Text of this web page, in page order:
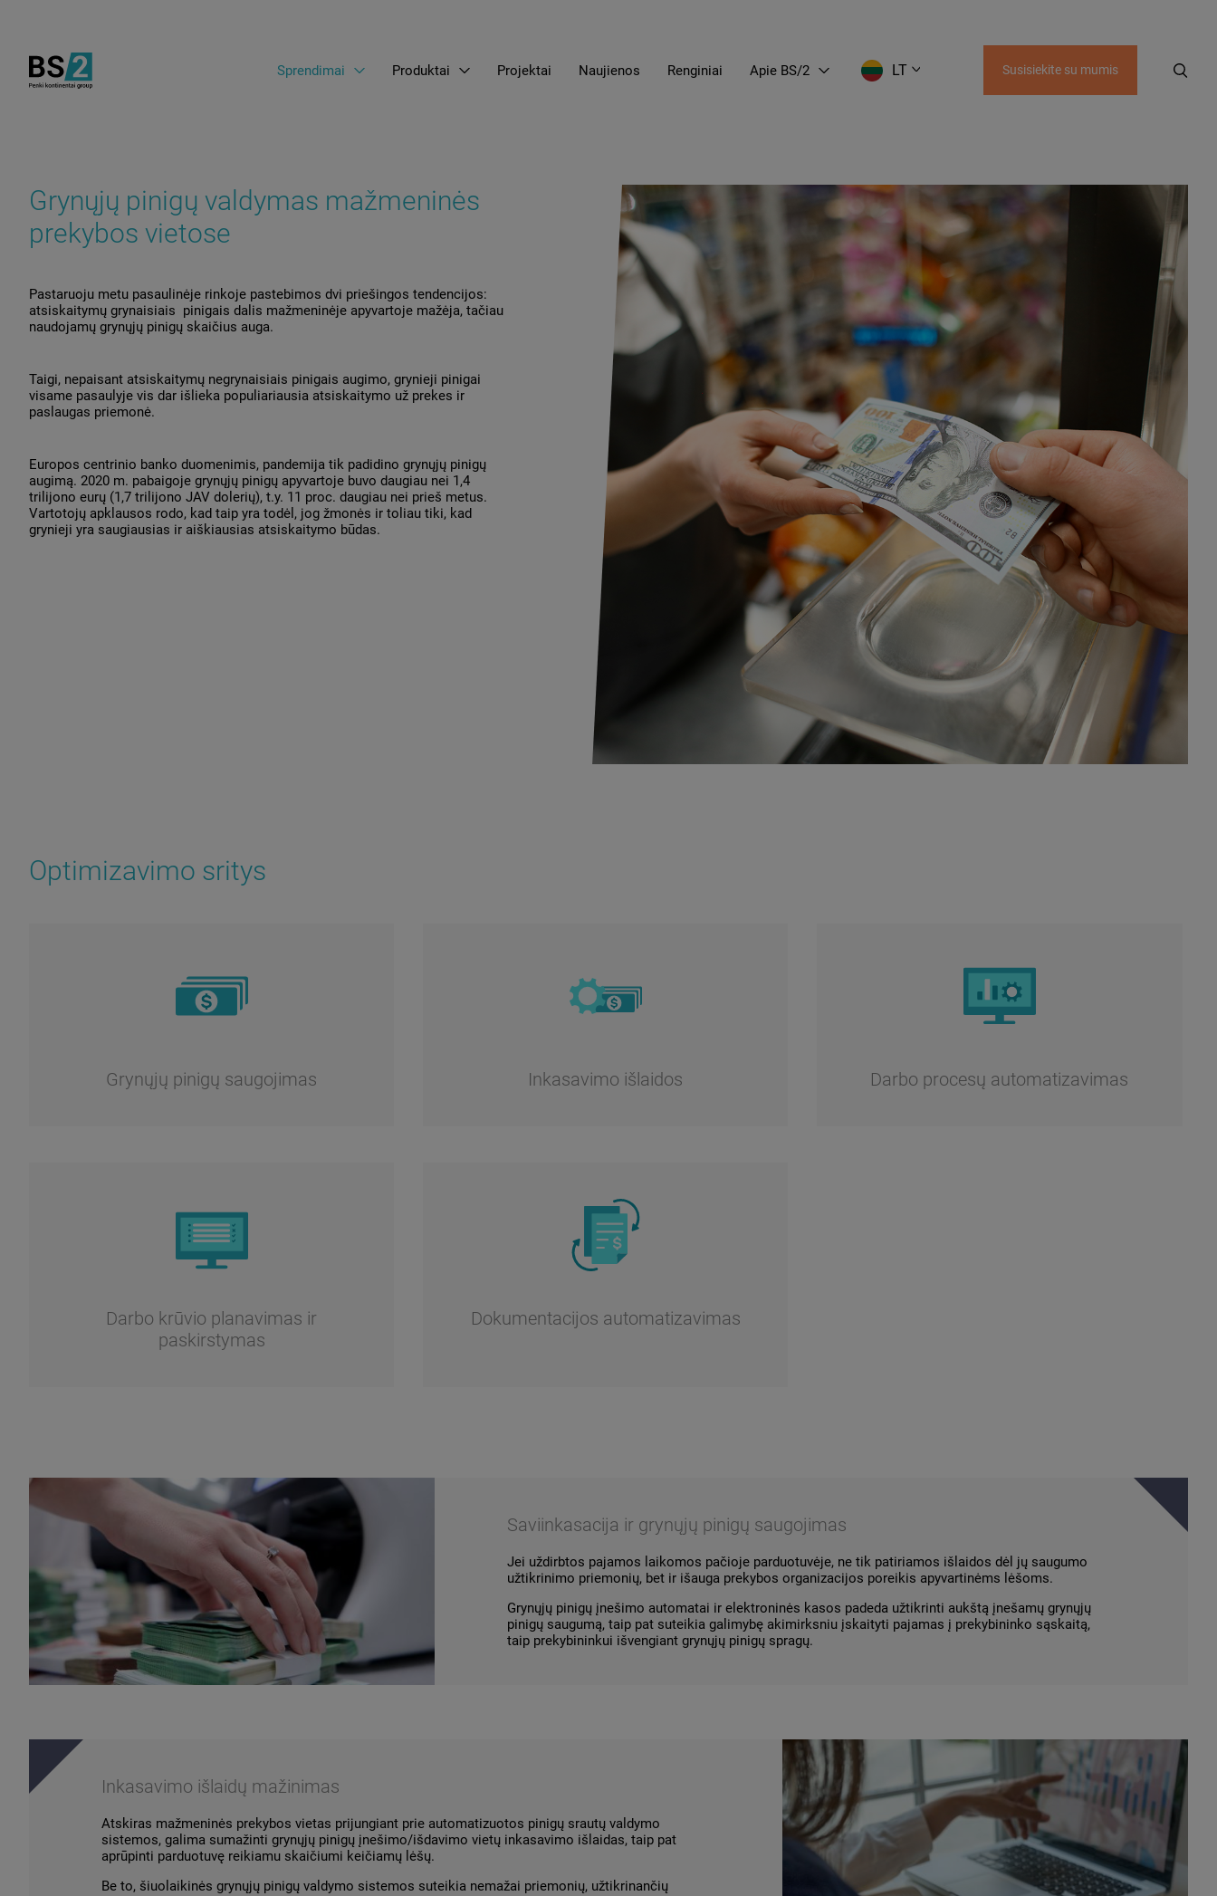
Sprendimai Produktai Projektai Naujienos Renginiai Apie BS/2 LT Susisiekite su mumis
Grynųjų pinigų valdymas mažmeninės
prekybos vietose
Pastaruoju metu pasaulinėje rinkoje pastebimos dvi priešingos tendencijos:
atsiskaitymų grynaisiais pinigais dalis mažmeninėje apyvartoje mažėja, tačiau
naudojamų grynųjų pinigų skaičius auga.
Taigi, nepaisant atsiskaitymų negrynaisiais pinigais augimo, grynieji pinigai
visame pasaulyje vis dar išlieka populiariausia atsiskaitymo už prekes ir
paslaugas priemonė.
Europos centrinio banko duomenimis, pandemija tik padidino grynųjų pinigų
augimą. 2020 m. pabaigoje grynųjų pinigų apyvartoje buvo daugiau nei 1,4
trilijono eurų (1,7 trilijono JAV dolerių), t.y. 11 proc. daugiau nei prieš metus.
Vartotojų apklausos rodo, kad taip yra todėl, jog žmonės ir toliau tiki, kad
grynieji yra saugiausias ir aiškiausias atsiskaitymo būdas.
Optimizavimo sritys
Grynųjų pinigų saugojimas Inkasavimo išlaidos Darbo procesų automatizavimas
Darbo krūvio planavimas ir
paskirstymas
Dokumentacijos automatizavimas
Saviinkasacija ir grynųjų pinigų saugojimas
Jei uždirbtos pajamos laikomos pačioje parduotuvėje, ne tik patiriamos išlaidos dėl jų saugumo
užtikrinimo priemonių, bet ir išauga prekybos organizacijos poreikis apyvartinėms lėšoms.
Grynųjų pinigų įnešimo automatai ir elektroninės kasos padeda užtikrinti aukštą įnešamų grynųjų
pinigų saugumą, taip pat suteikia galimybę akimirksniu įskaityti pajamas į prekybininko sąskaitą,
taip prekybininkui išvengiant grynųjų pinigų spragų.
Inkasavimo išlaidų mažinimas
Atskiras mažmeninės prekybos vietas prijungiant prie automatizuotos pinigų srautų valdymo
sistemos, galima sumažinti grynųjų pinigų įnešimo/išdavimo vietų inkasavimo išlaidas, taip pat
aprūpinti parduotuvę reikiamu skaičiumi keičiamų lėšų.
Be to, šiuolaikinės grynųjų pinigų valdymo sistemos suteikia nemažai priemonių, užtikrinančių